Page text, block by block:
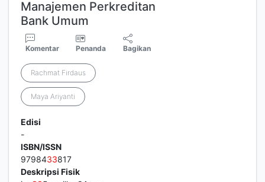
Manajemen Perkreditan
Bank Umum
Komentar Penanda Bagikan
Rachmat Firdaus
Maya Ariyanti
Edisi
-
ISBN/ISSN
9798433817
Deskripsi Fisik